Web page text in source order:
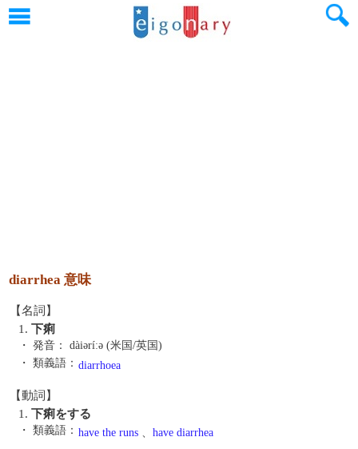
diarrhea 意味
【名詞】
1. 下痢
・ 発音：
dàiəríːə (米国/英国)
・ 類義語： diarrhoea
【動詞】
1. 下痢をする
・ 類義語： have the runs 、 have diarrhea